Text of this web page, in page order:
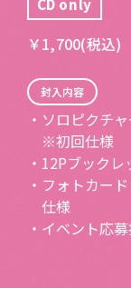
CD only
￥1,700(税込
封入内容
・ソロピクチ
※初回仕様
・12Pブックレ
・フォトカー
仕様
・イベント応